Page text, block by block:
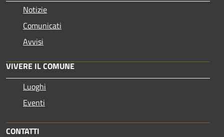
Notizie
Comunicati
Avvisi
VIVERE IL COMUNE
Luoghi
Eventi
CONTATTI